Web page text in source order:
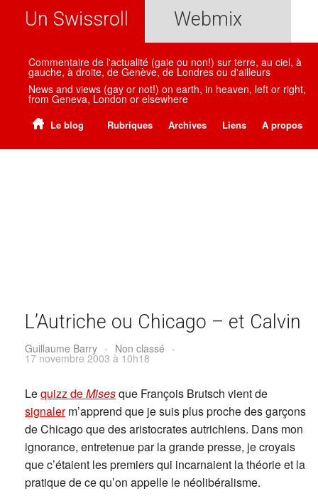
Un Swissroll Webmix
Commentaire de l'actualité (gaie ou non!) sur terre, au ciel, à
gauche, à droite, de Genève, de Londres ou d'ailleurs
News and views (gay or not!) on earth, in heaven, left or right,
from Geneva, London or elsewhere
Le blog Rubriques Archives Liens A propos
L’Autriche ou Chicago – et Calvin
Guillaume Barry - Non classé -
17 novembre 2003 à 10h18
Lequizz deMisesque François Brutsch vient de
signalerm’apprend que je suis plus proche des garçons
de Chicago que des aristocrates autrichiens. Dans mon
ignorance, entretenue par la grande presse, je croyais
que c’étaient les premiers qui incarnaient la théorie et la
pratique de ce qu’on appelle le néolibéralisme.